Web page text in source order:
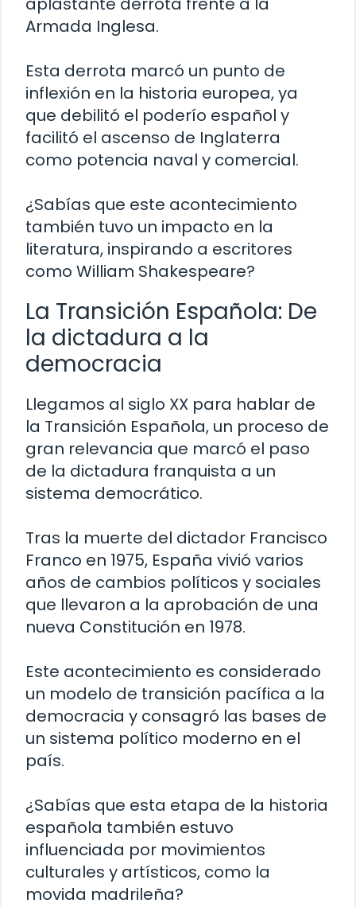
Armada Inglesa.
Esta derrota marcó un punto de
inflexión en la historia europea, ya
que debilitó el poderío español y
facilitó el ascenso de Inglaterra
como potencia naval y comercial.
¿Sabías que este acontecimiento
también tuvo un impacto en la
literatura, inspirando a escritores
como William Shakespeare?
La Transición Española: De
la dictadura a la
democracia
Llegamos al siglo XX para hablar de
la Transición Española, un proceso de
gran relevancia que marcó el paso
de la dictadura franquista a un
sistema democrático.
Tras la muerte del dictador Francisco
Franco en 1975, España vivió varios
años de cambios políticos y sociales
que llevaron a la aprobación de una
nueva Constitución en 1978.
Este acontecimiento es considerado
un modelo de transición pacífica a la
democracia y consagró las bases de
un sistema político moderno en el
país.
¿Sabías que esta etapa de la historia
española también estuvo
influenciada por movimientos
culturales y artísticos, como la
movida madrileña?